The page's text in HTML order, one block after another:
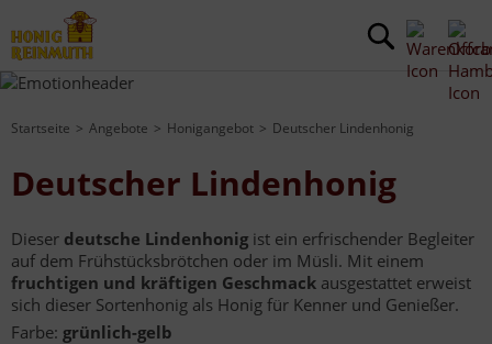
Startseite Angebote Honigangebot Deutscher Lindenhonig
Deutscher Lindenhonig
Dieser deutsche Lindenhonig ist ein erfrischender Begleiter
auf dem Frühstücksbrötchen oder im Müsli. Mit einem
fruchtigen und kräftigen Geschmack ausgestattet erweist
sich dieser Sortenhonig als Honig für Kenner und Genießer.
Farbe: grünlich-gelb